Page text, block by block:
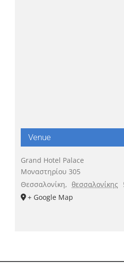
Venue
Grand Hotel Palace
Μοναστηρίου 305
Θεσσαλονίκη, θεσσαλονίκης
+ Google Map